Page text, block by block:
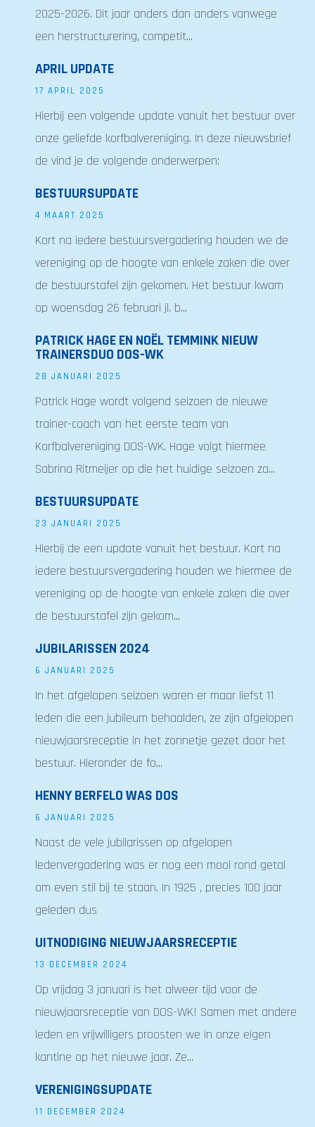
2025-2026. Dit jaar anders dan anders vanwege
een herstructurering, competit...
APRIL UPDATE
17 APRIL 2025
Hierbij een volgende update vanuit het bestuur over
onze geliefde korfbalvereniging. In deze nieuwsbrief
de vind je de volgende onderwerpen:
BESTUURSUPDATE
4 MAART 2025
Kort na iedere bestuursvergadering houden we de
vereniging op de hoogte van enkele zaken die over
de bestuurstafel zijn gekomen. Het bestuur kwam
op woensdag 26 februari jl. b...
PATRICK HAGE EN NOËL TEMMINK NIEUW
TRAINERSDUO DOS-WK
28 JANUARI 2025
Patrick Hage wordt volgend seizoen de nieuwe
trainer-coach van het eerste team van
Korfbalvereniging DOS-WK. Hage volgt hiermee
Sabrina Ritmeijer op die het huidige seizoen za...
BESTUURSUPDATE
23 JANUARI 2025
Hierbij de een update vanuit het bestuur. Kort na
iedere bestuursvergadering houden we hiermee de
vereniging op de hoogte van enkele zaken die over
de bestuurstafel zijn gekom...
JUBILARISSEN 2024
6 JANUARI 2025
In het afgelopen seizoen waren er maar liefst 11
leden die een jubileum behaalden, ze zijn afgelopen
nieuwjaarsreceptie in het zonnetje gezet door het
bestuur. Hieronder de fo...
HENNY BERFELO WAS DOS
6 JANUARI 2025
Naast de vele jubilarissen op afgelopen
ledenvergadering was er nog een mooi rond getal
om even stil bij te staan. In 1925 , precies 100 jaar
geleden dus
UITNODIGING NIEUWJAARSRECEPTIE
13 DECEMBER 2024
Op vrijdag 3 januari is het alweer tijd voor de
nieuwjaarsreceptie van DOS-WK! Samen met andere
leden en vrijwilligers proosten we in onze eigen
kantine op het nieuwe jaar. Ze...
VERENIGINGSUPDATE
11 DECEMBER 2024